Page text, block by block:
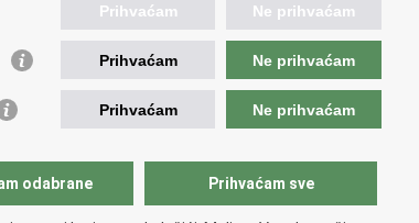
korupcije i organiziranog kriminaliteta
vijeće
komora
komora
Prihvaćam Ne prihvaćam
Prihvaćam Ne prihvaćam
Prihvaćam Ne prihvaćam
odabrane Prihvaćam sve